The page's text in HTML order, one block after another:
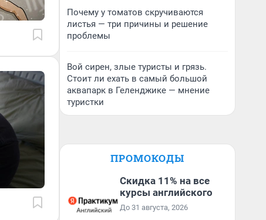
Почему у томатов скручиваются
листья — три причины и решение
проблемы
Вой сирен, злые туристы и грязь.
Стоит ли ехать в самый большой
аквапарк в Геленджике — мнение
туристки
ПРОМОКОДЫ
Скидка 11% на все
курсы английского
До 31 августа, 2026